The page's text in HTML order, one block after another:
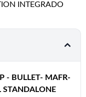
INTEGRADO
- BULLET- MAFR-
STANDALONE